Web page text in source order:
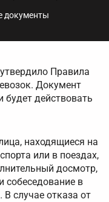
документы
Правила
Документ
будет действовать
находящиеся на
или в поездах,
досмотр,
собеседование в
В случае отказа от